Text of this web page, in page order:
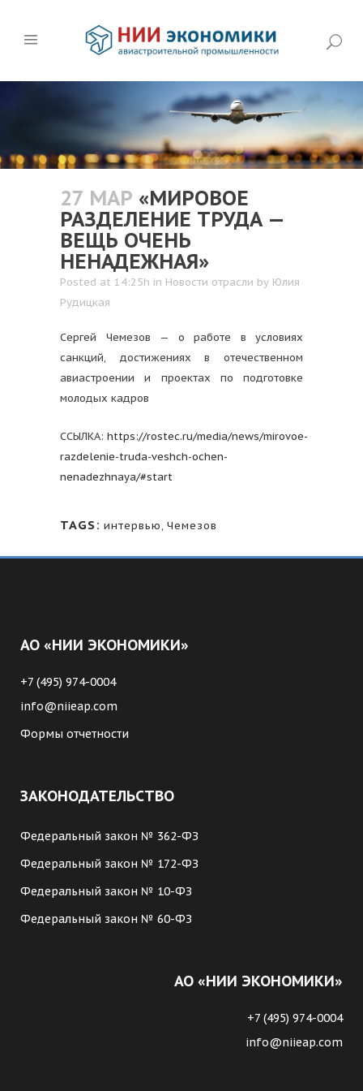
27 МАР «МИРОВОЕ
РАЗДЕЛЕНИЕ ТРУДА —
ВЕЩЬ ОЧЕНЬ
НЕНАДЕЖНАЯ»
Posted at 14:25h in Новости отрасли by Юлия
Рудицкая
Сергей Чемезов — о работе в условиях
санкций, достижениях в отечественном
авиастроении и проектах по подготовке
молодых кадров
ССЫЛКА: https://rostec.ru/media/news/mirovoe-
razdelenie-truda-veshch-ochen-
nenadezhnaya/#start
TAGS: интервью, Чемезов
АО «НИИ ЭКОНОМИКИ»
+7 (495) 974-0004
info@niieap.com
Формы отчетности
ЗАКОНОДАТЕЛЬСТВО
Федеральный закон № 362-ФЗ
Федеральный закон № 172-ФЗ
Федеральный закон № 10-ФЗ
Федеральный закон № 60-ФЗ
АО «НИИ ЭКОНОМИКИ»
+7 (495) 974-0004
info@niieap.com